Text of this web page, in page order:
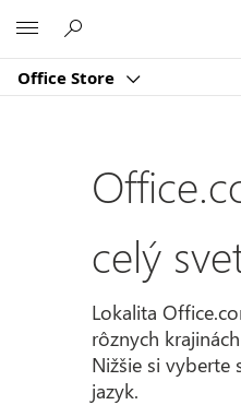
Office Store
celý
Lokalita
rôznych
Nižšie si vyberte
jazyk.